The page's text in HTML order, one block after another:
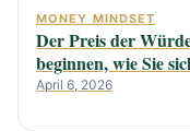
MONEY MINDSET
Der Preis der
beginnen, wie Sie
April 6, 2026